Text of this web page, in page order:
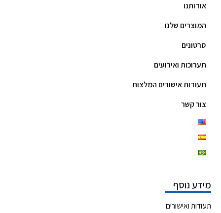
אודותנו
המוצרים שלנו
סרטונים
תערוכות ואירועים
תעודות אישורים המלצות
צור קשר
מידע נוסף
תעודות ואישורים